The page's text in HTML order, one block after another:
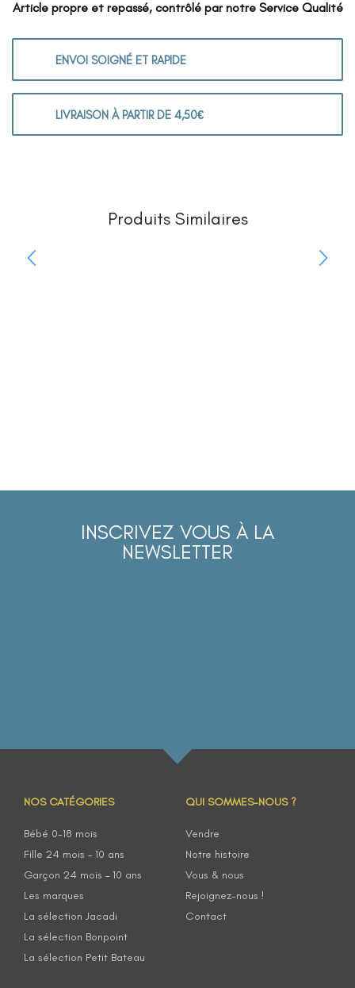
Article propre et repassé, contrôlé par notre Service Qualité
ENVOI SOIGNÉ ET RAPIDE
LIVRAISON À PARTIR DE 4,50€
Produits Similaires
INSCRIVEZ VOUS À LA
NEWSLETTER
NOS CATÉGORIES
Bébé 0-18 mois
Fille 24 mois – 10 ans
Garçon 24 mois – 10 ans
Les marques
La sélection Jacadi
La sélection Bonpoint
La sélection Petit Bateau
QUI SOMMES-NOUS ?
Vendre
Notre histoire
Vous & nous
Rejoignez-nous !
Contact